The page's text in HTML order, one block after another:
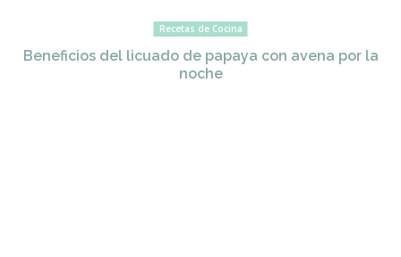
Recetas de Cocina
Beneficios del licuado de papaya con avena por la
noche